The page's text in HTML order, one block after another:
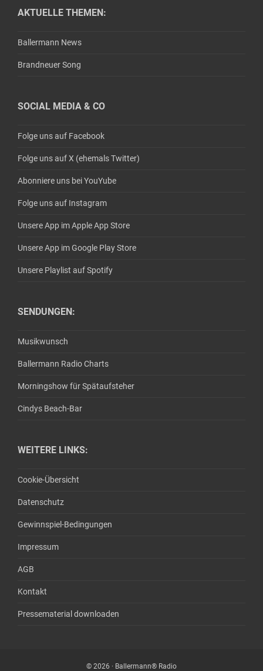
AKTUELLE THEMEN:
Ballermann News
Brandneuer Song
SOCIAL MEDIA & CO
Folge uns auf Facebook
Folge uns auf X (ehemals Twitter)
Abonniere uns bei YouYube
Folge uns auf Instagram
Unsere App im Apple App Store
Unsere App im Google Play Store
Unsere Playlist auf Spotify
SENDUNGEN:
Musikwunsch
Ballermann Radio Charts
Morningshow für Spätaufsteher
Cindys Beach-Bar
WEITERE LINKS:
Cookie-Übersicht
Datenschutz
Gewinnspiel-Bedingungen
Impressum
AGB
Kontakt
Pressematerial downloaden
© 2026 · Ballermann® Radio